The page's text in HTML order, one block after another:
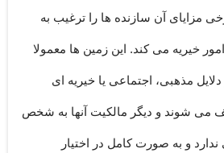
مزایای آن سازنده ها را ترغیب به
خیریه می کند. این زمین ها معمولا
مذهبی، اجتماعی یا خیریه ای
می شوند و دیگر مالکیت آنها به شخص
و به صورت کامل در اختیار